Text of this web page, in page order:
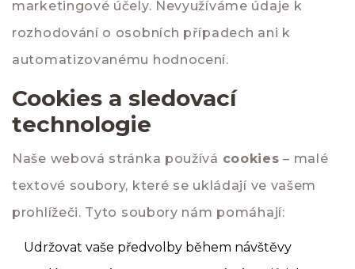
marketingové účely. Nevyužíváme údaje k
rozhodování o osobních případech ani k
automatizovanému hodnocení.
Cookies a sledovací
technologie
Naše webová stránka používá cookies – malé
textové soubory, které se ukládají ve vašem
prohlížeči. Tyto soubory nám pomáhají:
Udržovat vaše předvolby během návštěvy